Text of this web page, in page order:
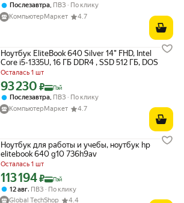
Послезавтра, ПВЗ
По клику
КомпьютерМаркет
4.7
Ноутбук EliteBook 640 Silver 14" FHD, Intel
Core i5-1335U, 16 ГБ DDR4 , SSD 512 ГБ, DOS
Осталась 1 шт
Цена с картой Яндекс Пэй 93230 ₽ вместо
93 230 ₽ Пэй
Послезавтра ПВЗ
По клику
КомпьютерМаркет
4.7
Ноутбук для работы и учебы, ноутбук hp
elitebook 640 g10 736h9av
Осталась 1 шт
Цена с картой Яндекс Пэй 113194 ₽ вместо
113 194₽ Пэй
12 авг, ПВЗ
По клику
Global TechShop
4.4